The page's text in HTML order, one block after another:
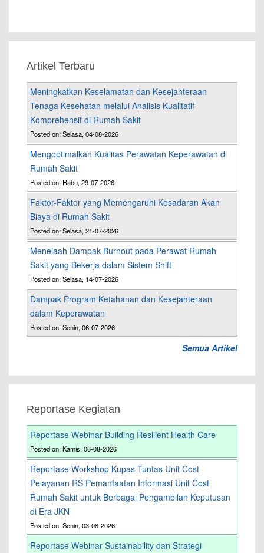
Artikel Terbaru
Meningkatkan Keselamatan dan Kesejahteraan
Tenaga Kesehatan melalui Analisis Kualitatif
Komprehensif di Rumah Sakit
Posted on: Selasa, 04-08-2026
Mengoptimalkan Kualitas Perawatan Keperawatan di
Rumah Sakit
Posted on: Rabu, 29-07-2026
Faktor-Faktor yang Memengaruhi Kesadaran Akan
Biaya di Rumah Sakit
Posted on: Selasa, 21-07-2026
Menelaah Dampak Burnout pada Perawat Rumah
Sakit yang Bekerja dalam Sistem Shift
Posted on: Selasa, 14-07-2026
Dampak Program Ketahanan dan Kesejahteraan
dalam Keperawatan
Posted on: Senin, 06-07-2026
Semua Artikel
Reportase Kegiatan
Reportase Webinar Building Resilient Health Care
Posted on: Kamis, 06-08-2026
Reportase Workshop Kupas Tuntas Unit Cost
Pelayanan RS Pemanfaatan Informasi Unit Cost
Rumah Sakit untuk Berbagai Pengambilan Keputusan
di Era JKN
Posted on: Senin, 03-08-2026
Reportase Webinar Sustainability dan Strategi